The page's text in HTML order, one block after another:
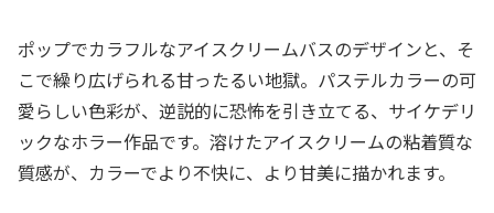
ポップでカラフルなアイスクリームバスのデザインと、そ
こで繰り広げられる甘ったるい地獄。パステルカラーの可
愛らしい色彩が、逆説的に恐怖を引き立てる、サイケデリ
ックなホラー作品です。溶けたアイスクリームの粘着質な
質感が、カラーでより不快に、より甘美に描かれます。